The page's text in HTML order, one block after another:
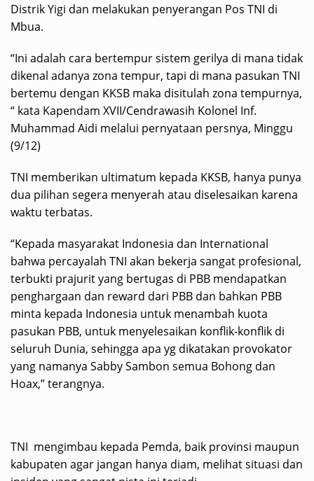
Distrik Yigi dan melakukan penyerangan Pos TNI di
Mbua.
“Ini adalah cara bertempur sistem gerilya di mana tidak
dikenal adanya zona tempur, tapi di mana pasukan TNI
bertemu dengan KKSB maka disitulah zona tempurnya,
“ kata Kapendam XVII/Cendrawasih Kolonel Inf.
Muhammad Aidi melalui pernyataan persnya, Minggu
(9/12)
TNI memberikan ultimatum kepada KKSB, hanya punya
dua pilihan segera menyerah atau diselesaikan karena
waktu terbatas.
“Kepada masyarakat Indonesia dan International
bahwa percayalah TNI akan bekerja sangat profesional,
terbukti prajurit yang bertugas di PBB mendapatkan
penghargaan dan reward dari PBB dan bahkan PBB
minta kepada Indonesia untuk menambah kuota
pasukan PBB, untuk menyelesaikan konflik-konflik di
seluruh Dunia, sehingga apa yg dikatakan provokator
yang namanya Sabby Sambon semua Bohong dan
Hoax,” terangnya.
TNI mengimbau kepada Pemda, baik provinsi maupun
kabupaten agar jangan hanya diam, melihat situasi dan